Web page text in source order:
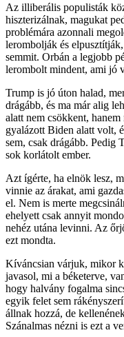
Az illiberális populisták
hiszterizálnak, magukat
problémára azonnali
lerombolják és
semmit. Orbán a legjobb
lerombolt mindent, ami jó
Trump is jó úton halad,
drágább, és ma már alig
alatt nem csökkent,
gyalázott Biden alatt volt,
sem, csak drágább. Pedig
sok korlátolt ember.
Azt ígérte, ha elnök lesz,
vinnie az árakat, ami
el. Nem is merte
ehelyett csak annyit
nehéz utána levinni. Az
ezt mondta.
Kíváncsian várjuk, mikor
javasol, mi a béketerve,
hogy halvány fogalma
egyik felet sem
állnak hozzá, de
Szánalmas nézni is ezt a